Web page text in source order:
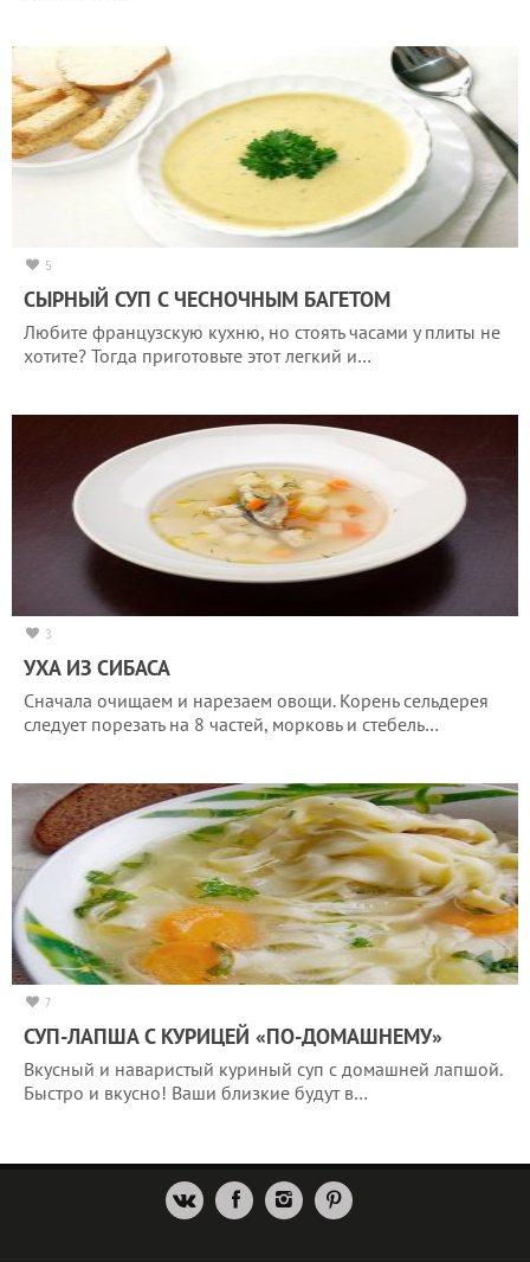
5
СЫРНЫЙ СУП С ЧЕСНОЧНЫМ БАГЕТОМ
Любите французскую кухню, но стоять часами у плиты не
хотите? Тогда приготовьте этот легкий и…
3
УХА ИЗ СИБАСА
Сначала очищаем и нарезаем овощи. Корень сельдерея
следует порезать на 8 частей, морковь и стебель…
7
СУП-ЛАПША С КУРИЦЕЙ «ПО-ДОМАШНЕМУ»
Вкусный и наваристый куриный суп с домашней лапшой.
Быстро и вкусно! Ваши близкие будут в…